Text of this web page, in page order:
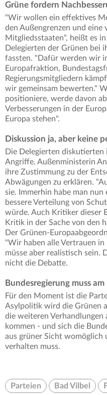
Grüne fordern
"Wir wollen ein effektives
den Außengrenzen und
Mitgliedsstaaten", heißt es
Delegierten der Grünen bei
fassten. "Dafür werden wir
Europafraktion,
Regierungsmitgliedern
wir gemeinsam bewerten."
positioniere, werde davon
Verbesserungen in der
Europa stehen".
Diskussion ja, aber keine
Die Delegierten
Angriffe. Außenministerin
ihre Zustimmung zu der
Abwägungen zu erklären.
sie. Immerhin habe man nun
bessere Verteilung von
würde. Auch Kritiker dieser
Kritik in der Sache von den
Der Grünen-
"Wir haben alle Vertrauen in
müsse aber realistisch sein.
nicht die Debatte.
Bundesregierung muss
Für den Moment ist die
Asylpolitik wird die Grünen
die weiteren Verhandlungen
kommen - und sich die
aus grüner Sicht womöglich
verhalten muss.
Parteien Bad Vilbel